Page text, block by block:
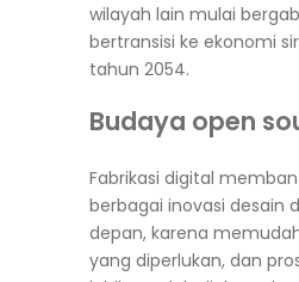
wilayah lain mulai
bertransisi ke ekonomi
tahun 2054.
Budaya open
Fabrikasi digital
berbagai inovasi desain
depan, karena
yang diperlukan, dan